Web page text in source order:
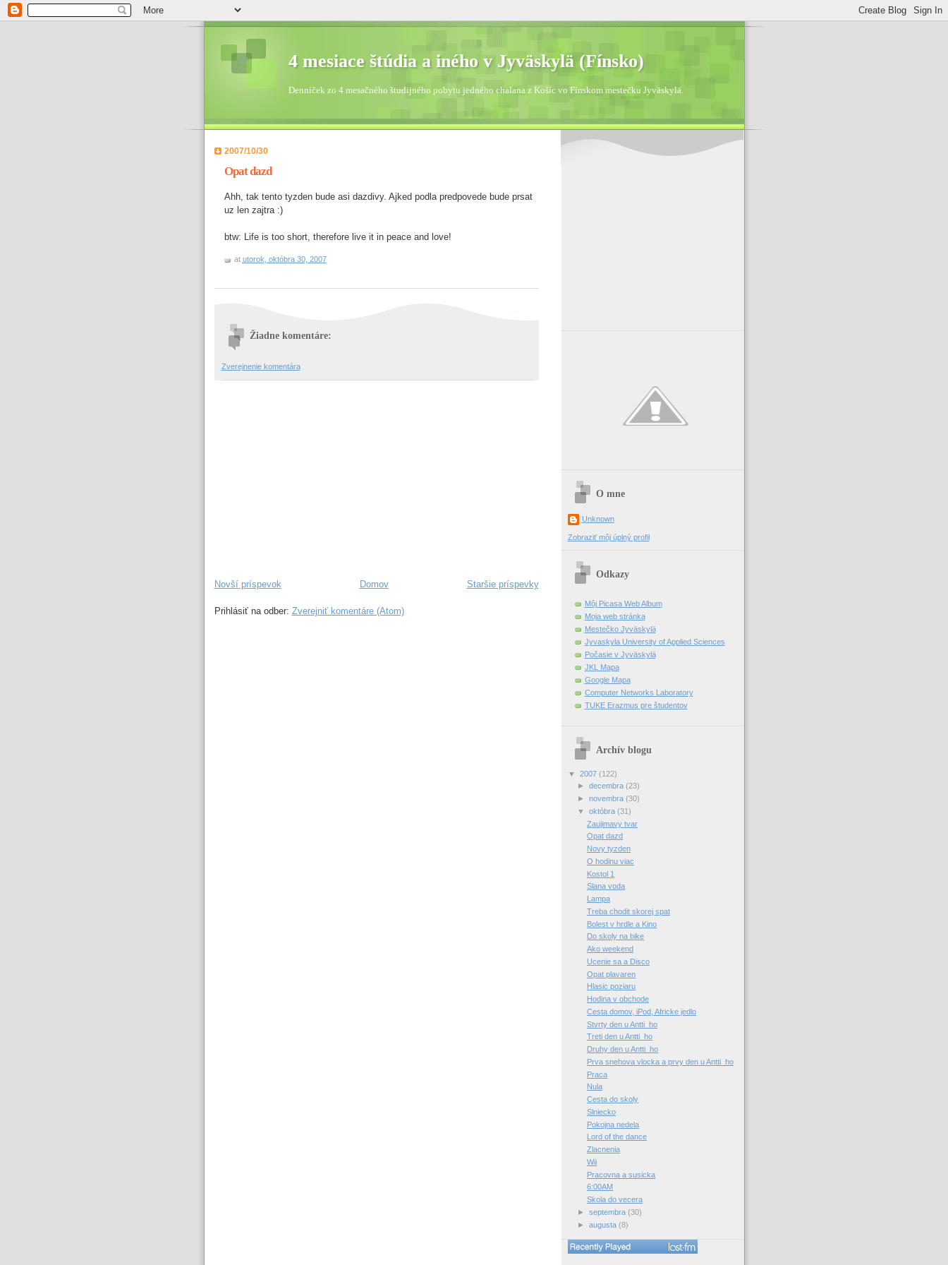
4 mesiace štúdia a iného v Jyväskylä (Fínsko)
Denníček zo 4 mesačného študijného pobytu jedného chalana z Košíc vo Fínskom mestečku Jyväskylä.
2007/10/30
Opat dazd
Ahh, tak tento tyzden bude asi dazdivy. Ajked podla predpovede bude prsat
uz len zajtra :)
btw: Life is too short, therefore live it in peace and love!
at utorok, októbra 30, 2007
Žiadne komentáre:
Zverejnenie komentára
Novší príspevok Staršie príspevky
Domov
Prihlásiť na odber: Zverejniť komentáre (Atom)
O mne
Unknown
Zobraziť môj úplný profil
Odkazy
Môj Picasa Web Album
Moja web stránka
Mestečko Jyväskylä
Jyvaskyla University of Applied Sciences
Počasie v Jyväskylä
JKL Mapa
Google Mapa
Computer Networks Laboratory
TUKE Erazmus pre študentov
Archív blogu
▼ 2007 (122)
► decembra (23)
► novembra (30)
▼ októbra (31)
Zaujimavy tvar
Opat dazd
Novy tyzden
O hodinu viac
Kostol 1
Slana voda
Lampa
Treba chodit skorej spat
Bolest v hrdle a Kino
Do skoly na bike
Ako weekend
Ucenie sa a Disco
Opat plavaren
Hlasic poziaru
Hodina v obchode
Cesta domov, iPod, Africke jedlo
Stvrty den u Antti_ho
Treti den u Antti_ho
Druhy den u Antti_ho
Prva snehova vlocka a prvy den u Antti_ho
Praca
Nula
Cesta do skoly
Slniecko
Pokojna nedela
Lord of the dance
Zlacnenia
Wii
Pracovna a susicka
6:00AM
Skola do vecera
► septembra (30)
► augusta (8)